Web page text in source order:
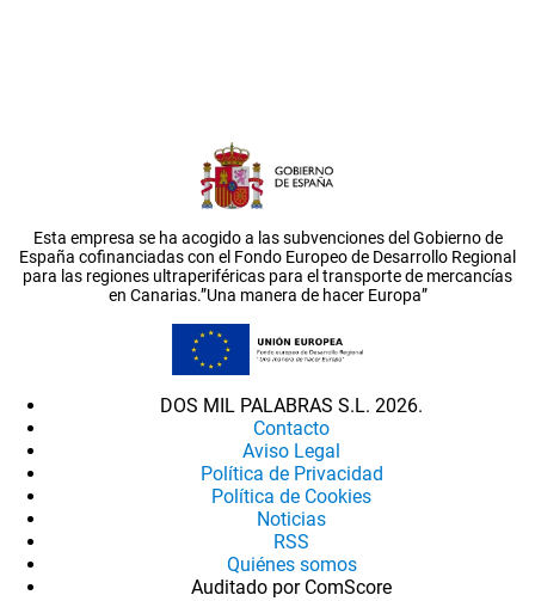
Esta empresa se ha acogido a las subvenciones del Gobierno de
España cofinanciadas con el Fondo Europeo de Desarrollo Regional
para las regiones ultraperiféricas para el transporte de mercancías
en Canarias.”Una manera de hacer Europa”
DOS MIL PALABRAS S.L. 2026.
Contacto
Aviso Legal
Política de Privacidad
Política de Cookies
Noticias
RSS
Quiénes somos
Auditado por ComScore